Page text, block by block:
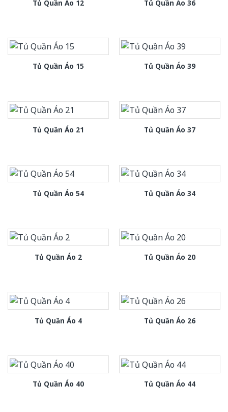
Tủ Quần Áo 12 Tủ Quần Áo 36
Tủ Quần Áo 15 Tủ Quần Áo 39
Tủ Quần Áo 21 Tủ Quần Áo 37
Tủ Quần Áo 54 Tủ Quần Áo 34
Tủ Quần Áo 2 Tủ Quần Áo 20
Tủ Quần Áo 4 Tủ Quần Áo 26
Tủ Quần Áo 40 Tủ Quần Áo 44